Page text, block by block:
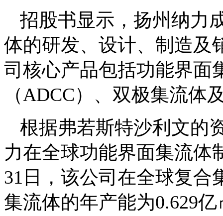
招股书显示，扬州纳力
体的研发、设计、制造及
司核心产品包括功能界面
（ADCC）、双极集流体
根据弗若斯特沙利文的
力在全球功能界面集流体
31日，该公司在全球复合
集流体的年产能为0.629